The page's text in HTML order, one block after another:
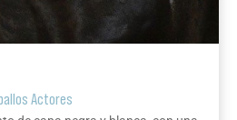
Actores